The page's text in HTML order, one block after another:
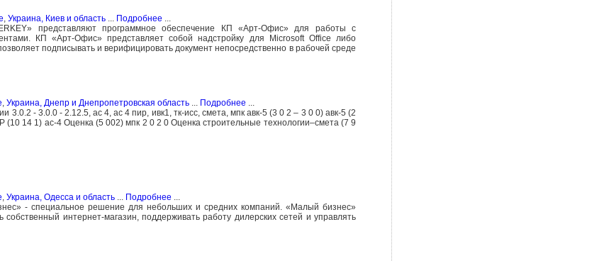
, Украина, Киев и область... Подробнее ...
представляют программное обеспечение КП «Арт-Офис» для работы с
КП «Арт-Офис» представляет собой надстройку для Microsoft Office либо
подписывать и верифицировать документ непосредственно в рабочей среде
, Украина, Днепр и Днепропетровская область... Подробнее ...
- 3.0.0 - 2.12.5, ас 4, ас 4 пир, ивк1, тк-исс, смета, мпк авк-5 (3 0 2 – 3 0 0) авк-5 (2
(10 14 1) ас-4 Оценка (5 002) мпк 2 0 2 0 Оценка строительные технологии–смета (7 9
Украина, Одесса и область... Подробнее
- специальное решение для небольших и средних компаний. «Малый бизнес»
интернет-магазин, поддерживать работу дилерских сетей и управлять